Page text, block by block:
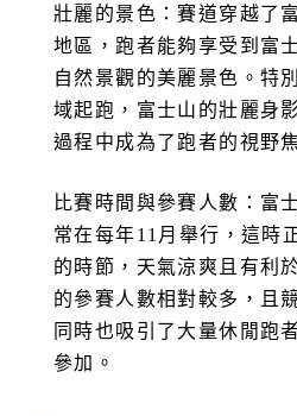
壯麗的景色：賽道穿越了
地區，跑者能夠享受到富
自然景觀的美麗景色。特
域起跑，富士山的壯麗身
過程中成為了跑者的視野
比賽時間與參賽人數：富
常在每年11月舉行，這時
的時節，天氣涼爽且有利
的參賽人數相對較多，且
同時也吸引了大量休閒跑
參加。